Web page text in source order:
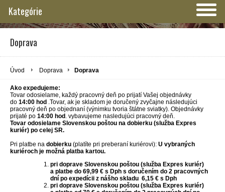
Kategórie
Doprava
Úvod Doprava Doprava
Ako expedujeme:
Tovar odosielame, každý pracovný deň po prijatí Vašej objednávky
do 14:00 hod .Tovar, ak je skladom je doručený zvyčajne následujúci
pracovný deň po objednaní (výnimku tvoria štátne sviatky). Objednávky
prijaté po 14:00 hod . vybavujeme nasledujúci pracovný deň.
Tovar odosielame Slovenskou poštou na dobierku (služba Expres
kuriér) po celej SR.
Pri platbe na dobierku (platíte pri preberaní kuriérovi): U vybraných
kuriéroch je možná platba kartou.
pri doprave Slovenskou poštou (služba Expres kuriér)
a platbe do 69,99 € s Dph s doručením do 2 pracovných
dní po expedícii z nášho skladu 6,15 € s Dph
pri doprave Slovenskou poštou (služba Expres kuriér)